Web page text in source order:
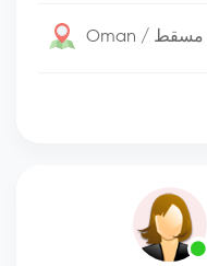
Oman / مسقط